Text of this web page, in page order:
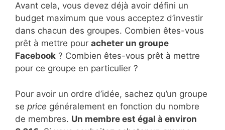
Avant cela, vous devez déjà avoir défini un
budget maximum que vous acceptez d’investir
dans chacun des groupes. Combien êtes-vous
prêt à mettre pour acheter un groupe
Facebook ? Combien êtes-vous prêt à mettre
pour ce groupe en particulier ?
Pour avoir un ordre d’idée, sachez qu’un groupe
se price généralement en fonction du nombre
de membres. Un membre est égal à environ